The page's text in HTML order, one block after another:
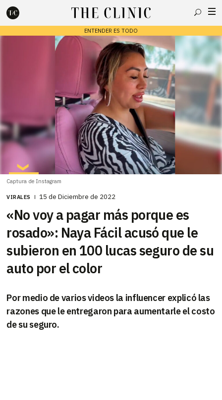
ENTENDER ES TODO
Escribe lo que deseas y presiona enter para buscar
Captura de Instagram
VIRALES 15 de Diciembre de 2022
«No voy a pagar más porque es
rosado»: Naya Fácil acusó que le
subieron en 100 lucas seguro de su
auto por el color
Por medio de varios videos la influencer explicó las
razones que le entregaron para aumentarle el costo
de su seguro.